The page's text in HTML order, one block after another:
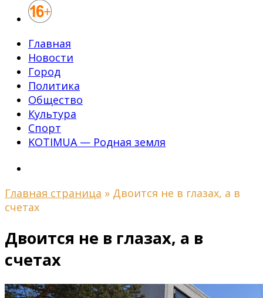
Главная
Новости
Город
Политика
Общество
Культура
Спорт
KOTIMUA — Родная земля
Главная страница » Двоится не в глазах, а в
счетах
Двоится не в глазах, а в
счетах